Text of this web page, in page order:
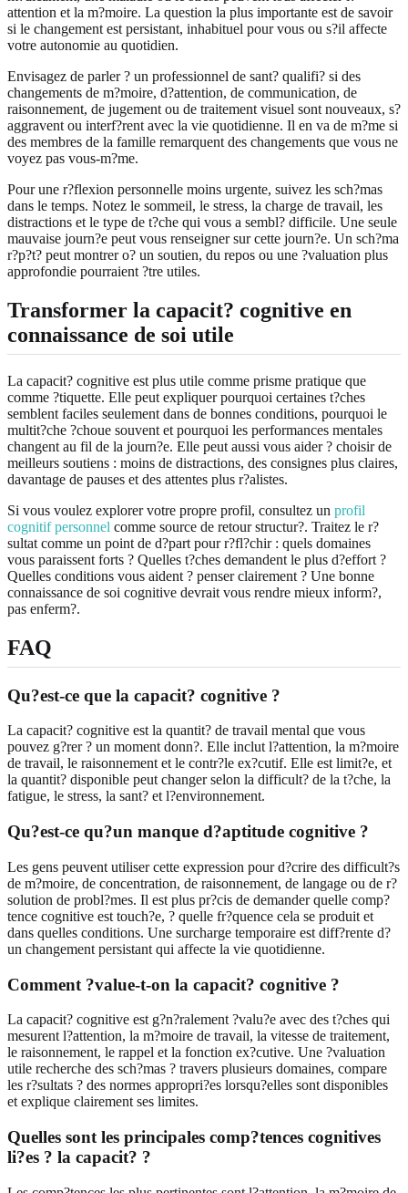
attention et la m?moire. La question la plus importante est de savoir
si le changement est persistant, inhabituel pour vous ou s?il affecte
votre autonomie au quotidien.
Envisagez de parler ? un professionnel de sant? qualifi? si des
changements de m?moire, d?attention, de communication, de
raisonnement, de jugement ou de traitement visuel sont nouveaux, s?
aggravent ou interf?rent avec la vie quotidienne. Il en va de m?me si
des membres de la famille remarquent des changements que vous ne
voyez pas vous-m?me.
Pour une r?flexion personnelle moins urgente, suivez les sch?mas
dans le temps. Notez le sommeil, le stress, la charge de travail, les
distractions et le type de t?che qui vous a sembl? difficile. Une seule
mauvaise journ?e peut vous renseigner sur cette journ?e. Un sch?ma
r?p?t? peut montrer o? un soutien, du repos ou une ?valuation plus
approfondie pourraient ?tre utiles.
Transformer la capacit? cognitive en
connaissance de soi utile
La capacit? cognitive est plus utile comme prisme pratique que
comme ?tiquette. Elle peut expliquer pourquoi certaines t?ches
semblent faciles seulement dans de bonnes conditions, pourquoi le
multit?che ?choue souvent et pourquoi les performances mentales
changent au fil de la journ?e. Elle peut aussi vous aider ? choisir de
meilleurs soutiens : moins de distractions, des consignes plus claires,
davantage de pauses et des attentes plus r?alistes.
Si vous voulez explorer votre propre profil, consultez un profil
cognitif personnel comme source de retour structur?. Traitez le r?
sultat comme un point de d?part pour r?fl?chir : quels domaines
vous paraissent forts ? Quelles t?ches demandent le plus d?effort ?
Quelles conditions vous aident ? penser clairement ? Une bonne
connaissance de soi cognitive devrait vous rendre mieux inform?,
pas enferm?.
FAQ
Qu?est-ce que la capacit? cognitive ?
La capacit? cognitive est la quantit? de travail mental que vous
pouvez g?rer ? un moment donn?. Elle inclut l?attention, la m?moire
de travail, le raisonnement et le contr?le ex?cutif. Elle est limit?e, et
la quantit? disponible peut changer selon la difficult? de la t?che, la
fatigue, le stress, la sant? et l?environnement.
Qu?est-ce qu?un manque d?aptitude cognitive ?
Les gens peuvent utiliser cette expression pour d?crire des difficult?s
de m?moire, de concentration, de raisonnement, de langage ou de r?
solution de probl?mes. Il est plus pr?cis de demander quelle comp?
tence cognitive est touch?e, ? quelle fr?quence cela se produit et
dans quelles conditions. Une surcharge temporaire est diff?rente d?
un changement persistant qui affecte la vie quotidienne.
Comment ?value-t-on la capacit? cognitive ?
La capacit? cognitive est g?n?ralement ?valu?e avec des t?ches qui
mesurent l?attention, la m?moire de travail, la vitesse de traitement,
le raisonnement, le rappel et la fonction ex?cutive. Une ?valuation
utile recherche des sch?mas ? travers plusieurs domaines, compare
les r?sultats ? des normes appropri?es lorsqu?elles sont disponibles
et explique clairement ses limites.
Quelles sont les principales comp?tences cognitives
li?es ? la capacit? ?